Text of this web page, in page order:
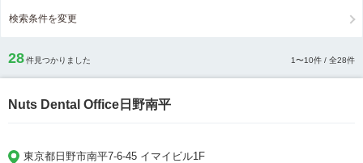
検索条件を変更
28件見つかりました 1〜10件 / 全28件
Nuts Dental Office日野南平
東京都日野市南平7-6-45 イマイビル1F